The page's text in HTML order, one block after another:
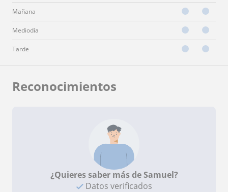
Mañana
Mediodía
Tarde
Reconocimientos
¿Quieres saber más de Samuel?
Datos verificados